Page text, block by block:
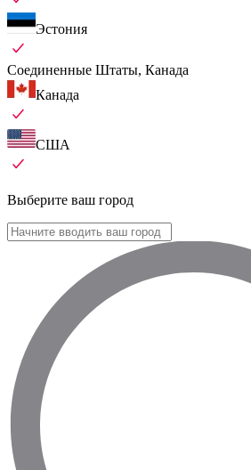
Эстония
Соединенные Штаты, Канада
Канада
США
Выберите ваш город